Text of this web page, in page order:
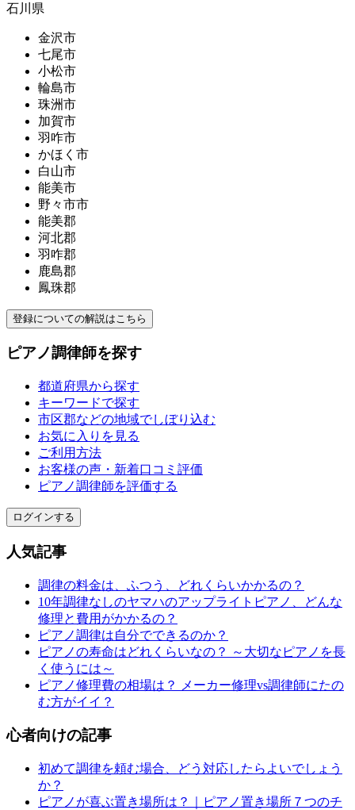
石川県
金沢市
七尾市
小松市
輪島市
珠洲市
加賀市
羽咋市
かほく市
白山市
能美市
野々市市
能美郡
河北郡
羽咋郡
鹿島郡
鳳珠郡
登録についての解説はこちら
ピアノ調律師を探す
都道府県から探す
キーワードで探す
市区郡などの地域でしぼり込む
お気に入りを見る
ご利用方法
お客様の声・新着口コミ評価
ピアノ調律師を評価する
ログインする
人気記事
調律の料金は、ふつう、どれくらいかかるの？
10年調律なしのヤマハのアップライトピアノ、どんな
修理と費用がかかるの？
ピアノ調律は自分でできるのか？
ピアノの寿命はどれくらいなの？ ～大切なピアノを長
く使うには～
ピアノ修理費の相場は？ メーカー修理vs調律師にたの
む方がイイ？
心者向けの記事
初めて調律を頼む場合、どう対応したらよいでしょう
か？
ピアノが喜ぶ置き場所は？｜ピアノ置き場所７つのチ